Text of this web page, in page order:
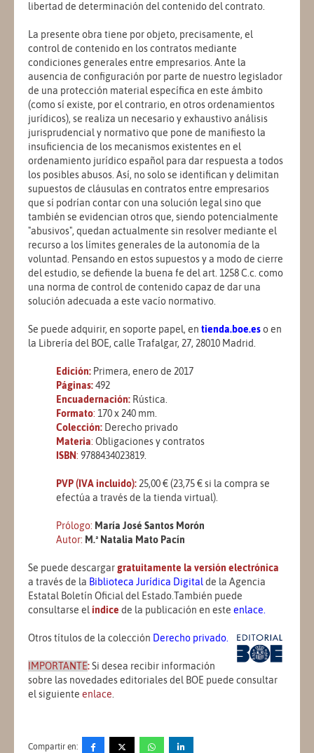
libertad de determinación del contenido del contrato.
La presente obra tiene por objeto, precisamente, el
control de contenido en los contratos mediante
condiciones generales entre empresarios. Ante la
ausencia de configuración por parte de nuestro legislador
de una protección material específica en este ámbito
(como sí existe, por el contrario, en otros ordenamientos
jurídicos), se realiza un necesario y exhaustivo análisis
jurisprudencial y normativo que pone de manifiesto la
insuficiencia de los mecanismos existentes en el
ordenamiento jurídico español para dar respuesta a todos
los posibles abusos. Así, no solo se identifican y delimitan
supuestos de cláusulas en contratos entre empresarios
que sí podrían contar con una solución legal sino que
también se evidencian otros que, siendo potencialmente
"abusivos", quedan actualmente sin resolver mediante el
recurso a los límites generales de la autonomía de la
voluntad. Pensando en estos supuestos y a modo de cierre
del estudio, se defiende la buena fe del art. 1258 C.c. como
una norma de control de contenido capaz de dar una
solución adecuada a este vacío normativo.
Se puede adquirir, en soporte papel, en tienda.boe.eso en
la Librería del BOE, calle Trafalgar, 27, 28010 Madrid.
Edición: Primera, enero de 2017
Páginas:492
Encuadernación: Rústica.
Formato: 170 x 240 mm.
Colección: Derecho privado
Materia: Obligaciones y contratos
ISBN: 9788434023819.
PVP (IVA incluido): 25,00 € (23,75 € si la compra se
efectúa a través de la tienda virtual).
Prólogo: María José Santos Morón
Autor: M.ª Natalia Mato Pacín
Se puede descargargratuitamente la versión electrónica
a través de la Biblioteca Jurídica Digital de la Agencia
Estatal Boletín Oficial del Estado.También puede
consultarse el índice de la publicación en este enlace
Otros títulos de la colección Derecho privado
IMPORTANTE:Si desea recibir información
sobre las novedades editoriales del BOE puede consultar
el siguiente enlace
Compartir en: